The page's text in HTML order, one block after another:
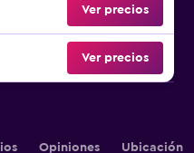
Ver precios
Ver precios
Opiniones Ubicación